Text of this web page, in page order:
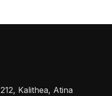
Kalithea, Atina